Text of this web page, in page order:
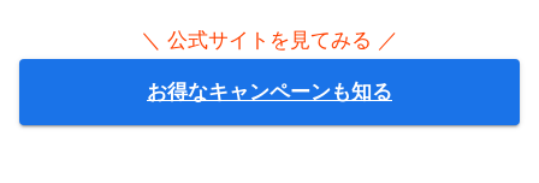
＼ 公式サイトを見てみる ／
お得なキャンペーンも知る